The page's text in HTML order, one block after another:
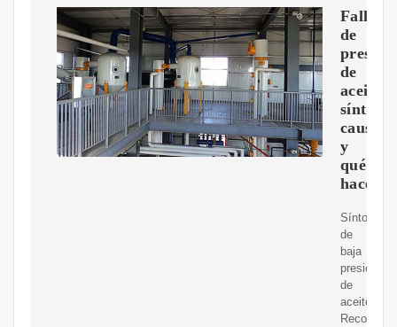
Fallo
de
presión
de
aceite:
causas
y
qué
hacer
Síntomas
de
baja
presión
de
aceite.
Reconocer